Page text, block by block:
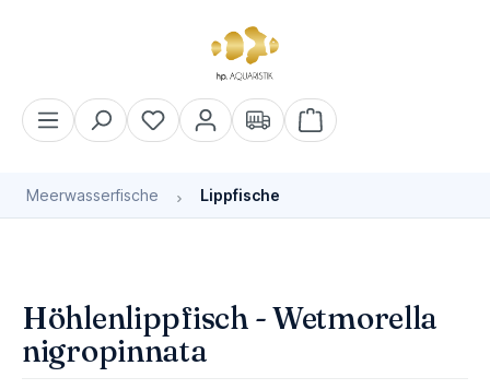
Warenkorb enthält 0
Meerwasserfische Lippfische
Höhlenlippfisch - Wetmorella
nigropinnata